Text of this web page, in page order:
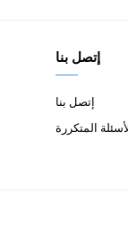
إتصل بنا
إتصل بنا
المتكررة